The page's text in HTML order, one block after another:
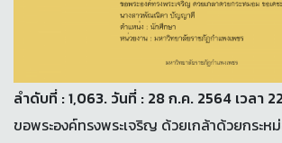
ลำดับที่ : 1,063. วันที่ : 28 ก.ค. 2564 เวลา
ขอพระองค์ทรงพระเจริญ ด้วยเกล้าด้วยกระห